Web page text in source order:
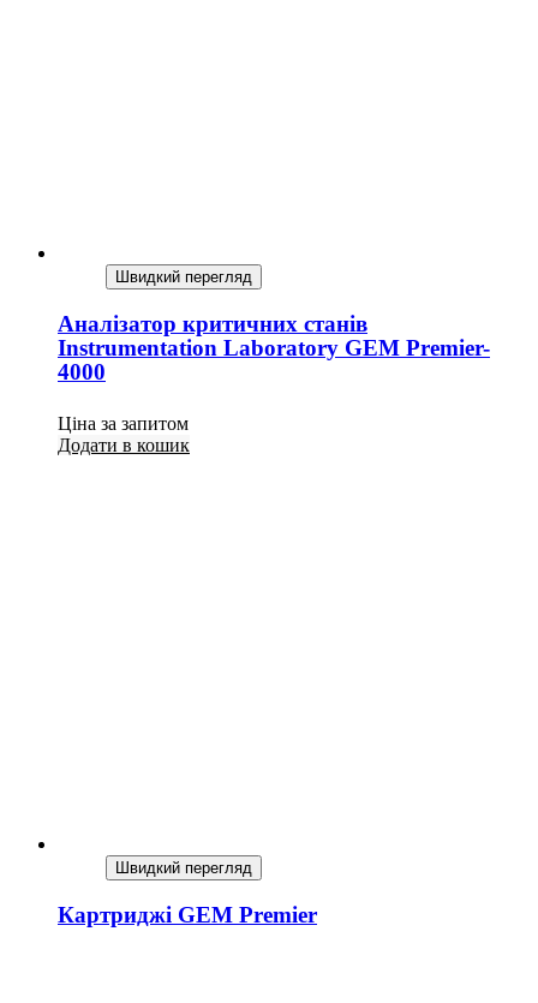
Швидкий перегляд
Аналізатор критичних станів
Instrumentation Laboratory GEM Premier-
4000
Ціна за запитом
Додати в кошик
Швидкий перегляд
Картриджі GEM Premier